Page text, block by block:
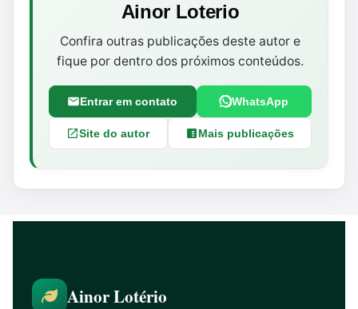
Ainor Loterio
Confira outras publicações deste autor e
fique por dentro dos próximos conteúdos.
Entrar em contato WhatsApp
Site do autor Mais publicações
Ainor Lotério